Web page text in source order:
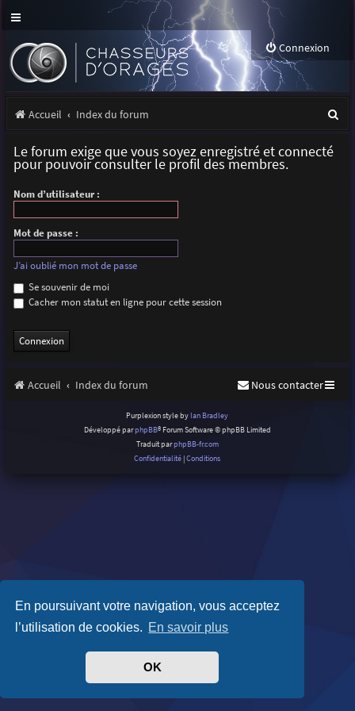
En poursuivant votre navigation, vous acceptez
l’utilisation de cookies. En savoir plus
OK
Connexion
Accueil Index du forum
Le forum exige que vous soyez enregistré et connecté
pour pouvoir consulter le profil des membres.
Nom d’utilisateur :
Mot de passe :
J’ai oublié mon mot de passe
Se souvenir de moi
Cacher mon statut en ligne pour cette session
Accueil Index du forum Nous contacter
Purplexion style by Ian Bradley
Développé parphpBB® Forum Software © phpBB Limited
Traduit parphpBB-fr.com
Confidentialité |Conditions